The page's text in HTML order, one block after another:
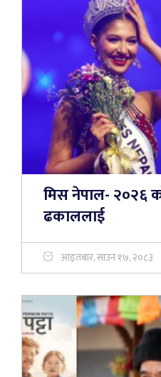
मिस नेपाल- २०२६
ढकाललाई
आइतबार, साउन १७, २०८३